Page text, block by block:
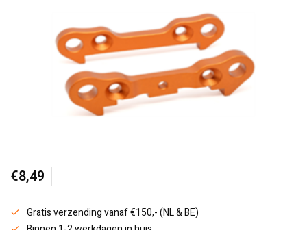
€8,49
Gratis verzending vanaf €150,- (NL & BE)